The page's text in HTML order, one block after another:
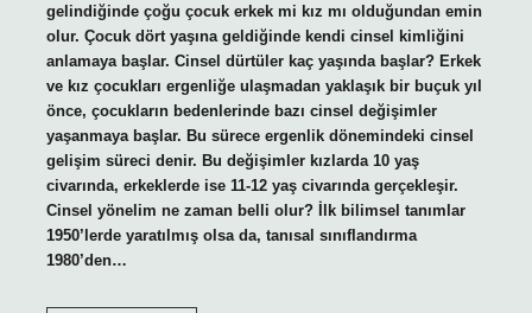
gelindiğinde çoğu çocuk erkek mi kız mı olduğundan emin
olur. Çocuk dört yaşına geldiğinde kendi cinsel kimliğini
anlamaya başlar. Cinsel dürtüler kaç yaşında başlar? Erkek
ve kız çocukları ergenliğe ulaşmadan yaklaşık bir buçuk yıl
önce, çocukların bedenlerinde bazı cinsel değişimler
yaşanmaya başlar. Bu sürece ergenlik dönemindeki cinsel
gelişim süreci denir. Bu değişimler kızlarda 10 yaş
civarında, erkeklerde ise 11-12 yaş civarında gerçekleşir.
Cinsel yönelim ne zaman belli olur? İlk bilimsel tanımlar
1950’lerde yaratılmış olsa da, tanısal sınıflandırma
1980’den…